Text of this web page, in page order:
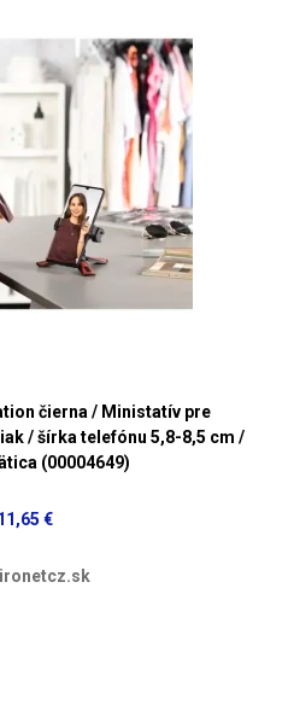
čierna / Ministatív pre
/ šírka telefónu 5,8-8,5 cm /
(00004649)
€